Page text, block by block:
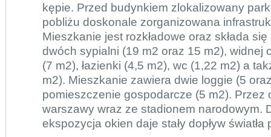
kępie. Przed budynkiem zlokalizowany
pobliżu doskonale zorganizowana
Mieszkanie jest rozkładowe oraz składa
dwóch sypialni (19 m2 oraz 15 m2), widnej
(7 m2), łazienki (4,5 m2), wc (1,22 m2) a
m2). Mieszkanie zawiera dwie loggie (5
pomieszczenie gospodarcze (5 m2). Przez
warszawy wraz ze stadionem narodowym.
ekspozycja okien daje stały dopływ światła